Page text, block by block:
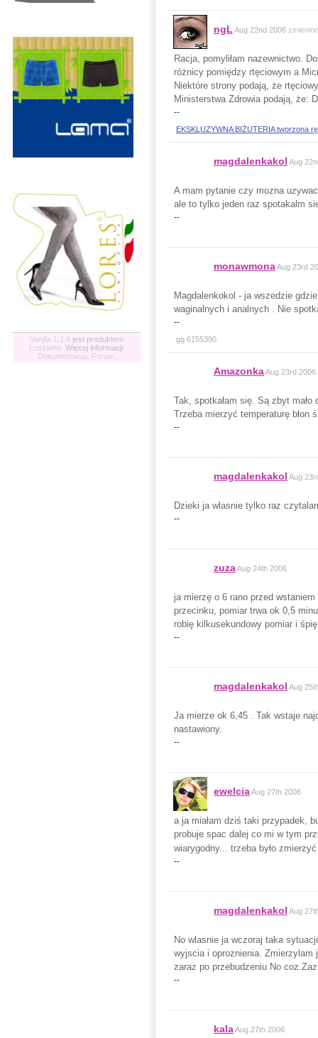
Vanilla 1.1.4 jest produktem
Lussumo. Więcej informacji:
Dokumentacja
Forum
ngL Aug 22nd 2006
Racja, pomyliłam nazewnictwo.
różnicy pomiędzy rtęciowym a
Niektóre strony podają, że
Ministerstwa Zdrowia podają, że:
--
EKSKLUZYWNA BIŻUTERIA tworzona
magdalenkakol Aug
A mam pytanie czy mozna
ale to tylko jeden raz spotakalm
--
monawmonaAug 23rd
Magdalenkokol - ja wszedzie
waginalnych i analnych . Nie
--
gg 6155390
AmazonkaAug 23rd 2006
Tak, spotkałam się. Są zbyt mało
Trzeba mierzyć temperaturę błon
--
magdalenkakol Aug
Dzieki ja wlasnie tylko raz
--
zuzaAug 24th 2006
ja mierzę o 6 rano przed
przecinku, pomiar trwa ok 0,5
robię kilkusekundowy pomiar i
--
magdalenkakol Aug
Ja mierze ok 6,45 . Tak wstaje
nastawiony.
--
ewelciaAug 27th 2006
a ja miałam dziś taki przypadek,
probuje spac dalej co mi w tym
wiarygodny... trzeba było
--
magdalenkakol Aug
No wlasnie ja wczoraj taka
wyjscia i oproznienia.
zaraz po przebudzeniu No
--
kalaAug 27th 2006